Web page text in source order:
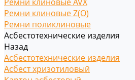
Ремни клиновые Z(O)
Ремни поликлиновые
Асбестотехнические изделия
Назад
Асбестотехнические изделия
Асбест хризотиловый